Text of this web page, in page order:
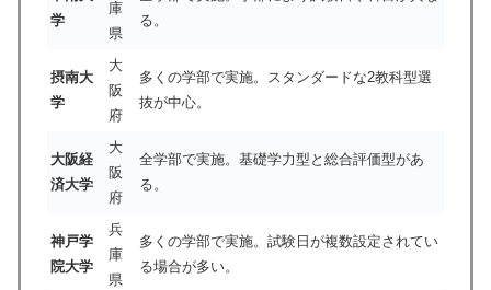
学
庫
県
る。
摂南大
学
大
阪
府
多くの学部で実施。スタンダードな2教科型選
抜が中心。
大阪経
済大学
大
阪
府
全学部で実施。基礎学力型と総合評価型があ
る。
神戸学
院大学
兵
庫
県
多くの学部で実施。試験日が複数設定されてい
る場合が多い。